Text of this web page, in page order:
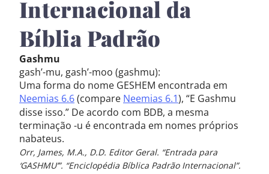
Internacional da
Bíblia Padrão
Gashmu
gash’-mu, gash’-moo (gashmu):
Uma forma do nome GESHEM encontrada em
Neemias 6.6(compare Neemias 6.1), “E Gashmu
disse isso.” De acordo com BDB, a mesma
terminação -u é encontrada em nomes próprios
nabateus.
Orr, James, M.A., D.D. Editor Geral. “Entrada para
‘GASHMU’”. “Enciclopédia Bíblica Padrão Internacional”.